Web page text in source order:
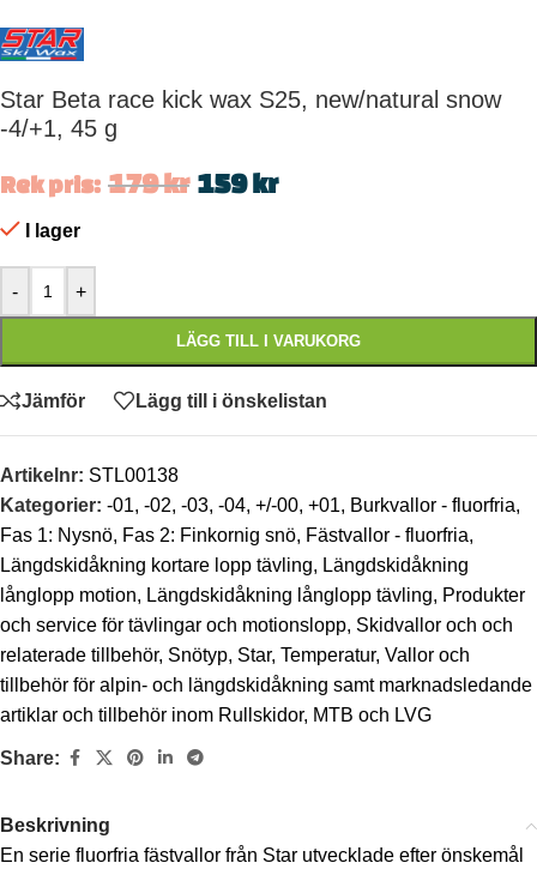
Star Beta race kick wax S25, new/natural snow
-4/+1, 45 g
Rek pris: 179kr 159kr
I lager
- +
LÄGG TILL I VARUKORG
Jämför Lägg till i önskelistan
Artikelnr: STL00138
Kategorier: -01, -02, -03, -04, +/-00, +01, Burkvallor - fluorfria,
Fas 1: Nysnö, Fas 2: Finkornig snö, Fästvallor - fluorfria,
Längdskidåkning kortare lopp tävling, Längdskidåkning
långlopp motion, Längdskidåkning långlopp tävling, Produkter
och service för tävlingar och motionslopp, Skidvallor och och
relaterade tillbehör, Snötyp, Star, Temperatur, Vallor och
tillbehör för alpin- och längdskidåkning samt marknadsledande
artiklar och tillbehör inom Rullskidor, MTB och LVG
Share:
Beskrivning
En serie fluorfria fästvallor från Star utvecklade efter önskemål